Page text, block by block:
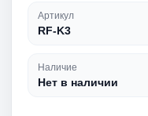
Артикул
RF-K3
Наличие
Нет в наличии